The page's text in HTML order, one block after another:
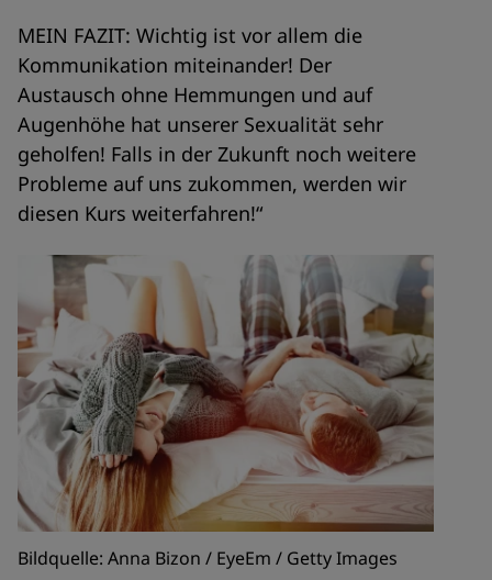
MEIN FAZIT: Wichtig ist vor allem die
Kommunikation miteinander! Der
Austausch ohne Hemmungen und auf
Augenhöhe hat unserer Sexualität sehr
geholfen! Falls in der Zukunft noch weitere
Probleme auf uns zukommen, werden wir
diesen Kurs weiterfahren!“
Bildquelle: Anna Bizon / EyeEm / Getty Images